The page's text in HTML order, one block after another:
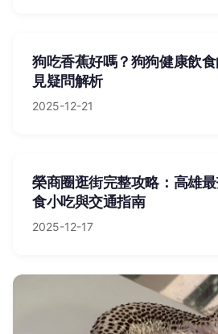
狗吃香蕉好嗎？狗狗健康飲
見疑問解析
2025-12-21
榮商圈逛街完整攻略：高雄
食小吃與交通指南
2025-12-17